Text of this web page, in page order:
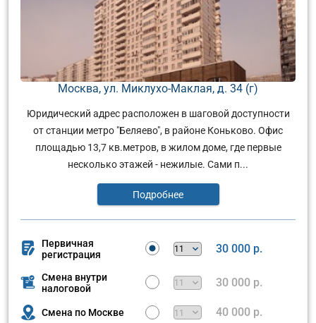
Москва, ул. Миклухо-Маклая, д. 34 (г)
Юридический адрес расположен в шаговой доступности
от станции метро "Беляево", в районе Коньково. Офис
площадью 13,7 кв.метров, в жилом доме, где первые
несколько этажей - нежилые. Сами п...
Подробнее
Первичная
регистрация
30 000 р.
Смена внутри
налоговой
30 000 р.
Смена по Москве 40 000 р.